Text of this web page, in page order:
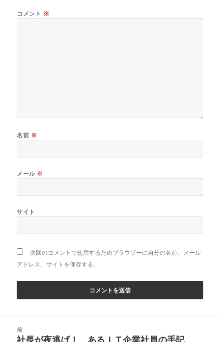
コメント ※
名前 ※
メール ※
サイト
次回のコメントで使用するためブラウザーに自分の名前、メール
アドレス、サイトを保存する。
前
前
社長が夜逃げ！ あるＩＴ企業社員の手記